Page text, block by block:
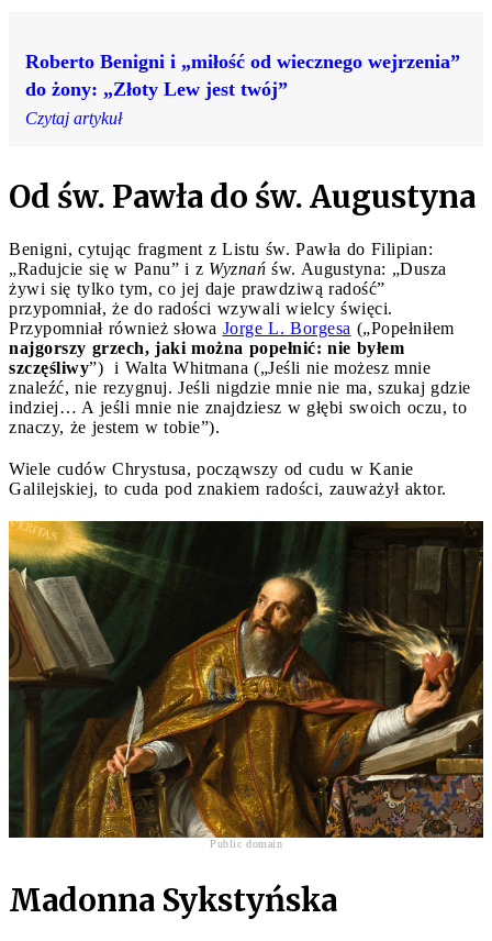
Roberto Benigni i „miłość od wiecznego wejrzenia”
do żony: „Złoty Lew jest twój”
Czytaj artykuł
Od św. Pawła do św. Augustyna
Benigni, cytując fragment z Listu św. Pawła do Filipian:
„Radujcie się w Panu” i z Wyznań św. Augustyna: „Dusza
żywi się tylko tym, co jej daje prawdziwą radość”
przypomniał, że do radości wzywali wielcy święci.
Przypomniał również słowa Jorge L. Borgesa („Popełniłem
najgorszy grzech, jaki można popełnić: nie byłem
szczęśliwy”) i Walta Whitmana („Jeśli nie możesz mnie
znaleźć, nie rezygnuj. Jeśli nigdzie mnie nie ma, szukaj gdzie
indziej… A jeśli mnie nie znajdziesz w głębi swoich oczu, to
znaczy, że jestem w tobie”).
Wiele cudów Chrystusa, począwszy od cudu w Kanie
Galilejskiej, to cuda pod znakiem radości, zauważył aktor.
Public domain
Madonna Sykstyńska